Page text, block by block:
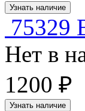
Узнать наличие
Нет в
1200 ₽
Узнать наличие